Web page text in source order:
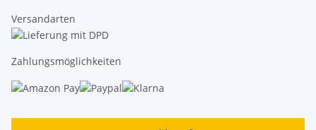
Versandarten
Zahlungsmöglichkeiten